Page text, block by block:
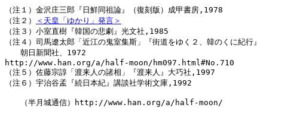
（注１）金沢庄三郎『日鮮同祖論』（復刻版）成甲書房,1978
（注２）
＜天皇「ゆかり」発言＞
（注３）小室直樹『韓国の悲劇』光文社,1985
（注４）司馬遼太郎「近江の鬼室集斯」『街道をゆく２、韓のくに紀行』
朝日新聞社、1972
http://www.han.org/a/half-moon/hm097.html#No.710
（注５）佐藤宗諄「渡来人の諸相」『渡来人』大巧社,1997
（注６）宇治谷孟『続日本紀』講談社学術文庫,1992
（半月城通信）http://www.han.org/a/half-moon/